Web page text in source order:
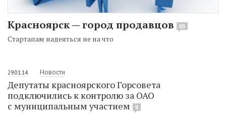
Красноярск — город продавцов 89
Стартапам надеяться не на что
29.01.14 Новости
Депутаты красноярского Горсовета
подключились к контролю за ОАО
с муниципальным участием
9